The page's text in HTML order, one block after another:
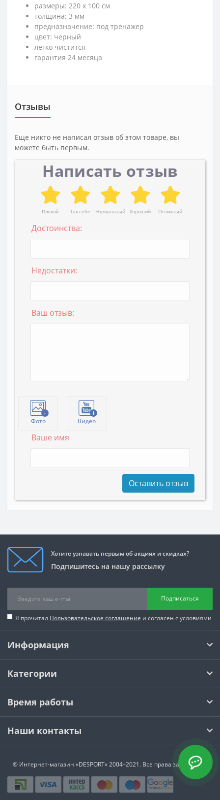
размеры: 220 x 100 см
толщина: 3 мм
предназначение: под тренажер
цвет: черный
легко чистится
гарантия 24 месяца
Отзывы
Еще никто не написал отзыв об этом товаре, вы
можете быть первым.
Написать отзыв
Плохой Так себе Нормальный Хороший Отличный
Достоинства:
Недостатки:
Ваш отзыв:
Фото Видео
Ваше имя
Оставить отзыв
Хотите узнавать первым об акциях и скидках?
Подпишитесь на нашу рассылку
Подписаться
Я прочитал Пользовательское соглашение и согласен с условиями
Информация
Категории
Время работы
Наши контакты
© Интернет-магазин «DESPORT»2004–2021. Все права защищены.